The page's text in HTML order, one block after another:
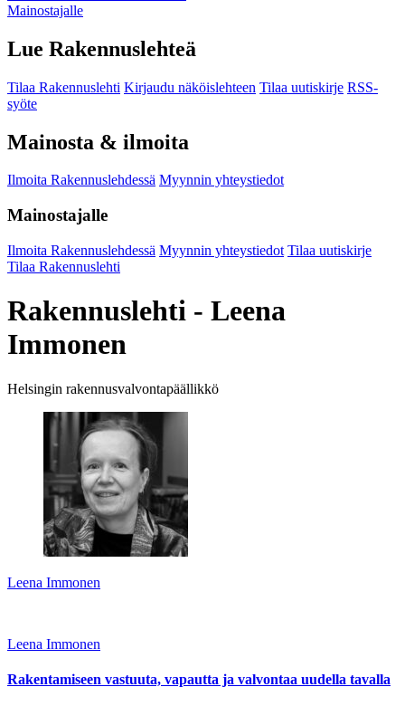
Mainostajalle
Lue Rakennuslehteä
Tilaa Rakennuslehti Kirjaudu näköislehteen Tilaa uutiskirje RSS-
syöte
Mainosta & ilmoita
Ilmoita Rakennuslehdessä Myynnin yhteystiedot
Mainostajalle
Ilmoita Rakennuslehdessä Myynnin yhteystiedot Tilaa uutiskirje
Tilaa Rakennuslehti
Rakennuslehti - Leena
Immonen
Helsingin rakennusvalvontapäällikkö
Leena Immonen
Leena Immonen
Rakentamiseen vastuuta, vapautta ja valvontaa uudella tavalla